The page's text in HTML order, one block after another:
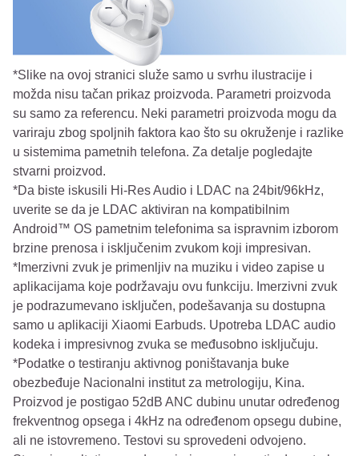
*Slike na ovoj stranici služe samo u svrhu ilustracije i
možda nisu tačan prikaz proizvoda. Parametri proizvoda
su samo za referencu. Neki parametri proizvoda mogu da
variraju zbog spoljnih faktora kao što su okruženje i razlike
u sistemima pametnih telefona. Za detalje pogledajte
stvarni proizvod.
*Da biste iskusili Hi-Res Audio i LDAC na 24bit/96kHz,
uverite se da je LDAC aktiviran na kompatibilnim
Android™ OS pametnim telefonima sa ispravnim izborom
brzine prenosa i isključenim zvukom koji impresivan.
*Imerzivni zvuk je primenljiv na muziku i video zapise u
aplikacijama koje podržavaju ovu funkciju. Imerzivni zvuk
je podrazumevano isključen, podešavanja su dostupna
samo u aplikaciji Xiaomi Earbuds. Upotreba LDAC audio
kodeka i impresivnog zvuka se međusobno isključuju.
*Podatke o testiranju aktivnog poništavanja buke
obezbeđuje Nacionalni institut za metrologiju, Kina.
Proizvod je postigao 52dB ANC dubinu unutar određenog
frekventnog opsega i 4kHz na određenom opsegu dubine,
ali ne istovremeno. Testovi su sprovedeni odvojeno.